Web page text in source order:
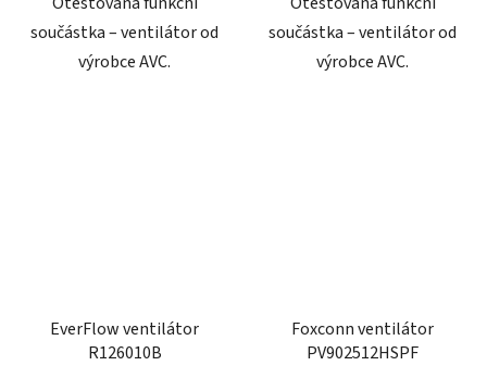
součástka – ventilátor od
výrobce AVC.
součástka – ventilátor od
výrobce AVC.
EverFlow ventilátor
R126010B
Foxconn ventilátor
PV902512HSPF